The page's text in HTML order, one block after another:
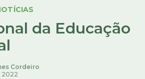
da Educação
Cordeiro
2022